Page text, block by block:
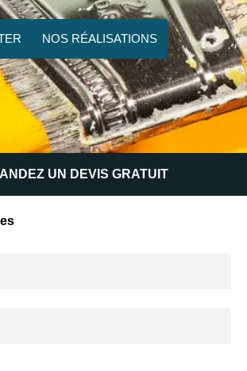
NOS RÉALISATIONS
UN DEVIS GRATUIT